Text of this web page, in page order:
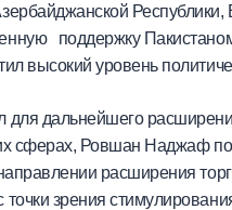
поддержку
высокий уровень
для дальнейшего
сферах, Ровшан Наджаф
расширения
зрения